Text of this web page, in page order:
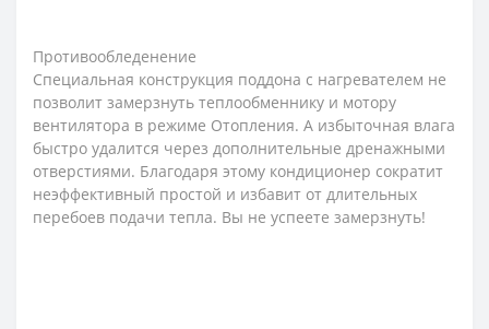
Противообледенение
Специальная конструкция поддона с нагревателем не
позволит замерзнуть теплообменнику и мотору
вентилятора в режиме Отопления. А избыточная влага
быстро удалится через дополнительные дренажными
отверстиями. Благодаря этому кондиционер сократит
неэффективный простой и избавит от длительных
перебоев подачи тепла. Вы не успеете замерзнуть!